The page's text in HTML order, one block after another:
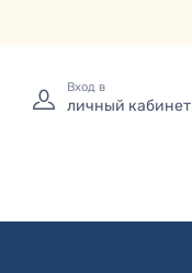
Вход в
личный кабинет